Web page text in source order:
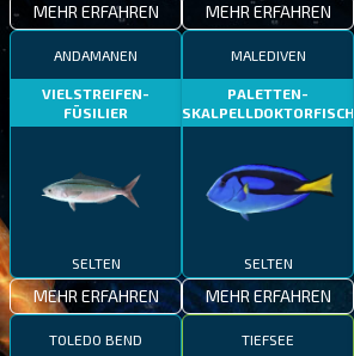
MEHR ERFAHREN MEHR ERFAHREN
ANDAMANEN
VIELSTREIFEN-
FÜSILIER
SELTEN
MEHR ERFAHREN
MALEDIVEN
PALETTEN-
SKALPELLDOKTORFISCH
SELTEN
MEHR ERFAHREN
TOLEDO BEND TIEFSEE